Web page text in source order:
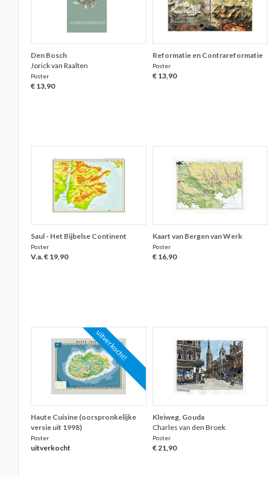
Den Bosch
Jorick van Raalten
Poster
€ 13,90
Reformatie en Contrareformatie
Poster
€ 13,90
Saul - Het Bijbelse Continent
Poster
V.a. € 19,90
Kaart van Bergen van Werk
Poster
€ 16,90
uitverkocht!
Haute Cuisine (oorspronkelijke
versie uit 1998)
Poster
uitverkocht
Kleiweg, Gouda
Charles van den Broek
Poster
€ 21,90